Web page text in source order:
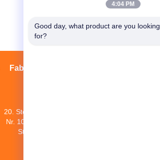
Fabrik Tour
20. Stock, Nr. 1 NEUE WORLD BUILDING,
Nr. 1018 MINAN ROAD, Bezirk YINZHOU,
Stadt Ningbo, Provinz Zhejiang, China
4:04 PM
Good day, what product are you looking
for?